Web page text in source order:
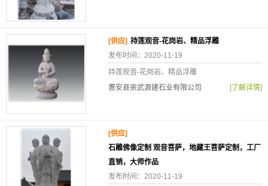
[供应] 持莲观音-花岗岩、精品浮雕
发布时间：2020-11-19
持莲观音-花岗岩、精品浮雕
惠安县崇武源建石业有限公司
[了解详情]
[供应]
石雕佛像定制 观音菩萨，地藏王菩萨定制，工厂
直销，大师作品
发布时间：2020-11-19